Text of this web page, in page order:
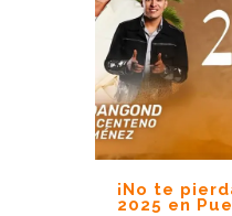
¡No te
2025 en